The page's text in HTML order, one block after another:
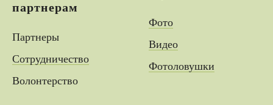
партнерам
Партнеры
Сотрудничество
Волонтерство
Фото
Видео
Фотоловушки